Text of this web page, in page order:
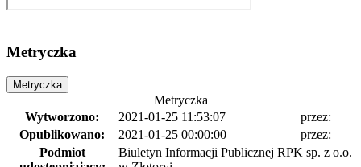
Metryczka
Metryczka
Metryczka
Wytworzono:
2021-01-25 11:53:07
przez:
Opublikowano:
2021-01-25 00:00:00
przez:
Podmiot
Biuletyn Informacji Publicznej RPK sp. z o.o.